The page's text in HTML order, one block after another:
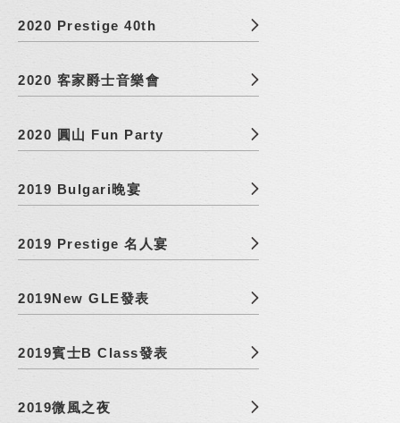
2020 Prestige 40th
2020 客家爵士音樂會
2020 圓山 Fun Party
2019 Bulgari晚宴
2019 Prestige 名人宴
2019New GLE發表
2019賓士B Class發表
2019微風之夜